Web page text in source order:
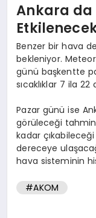
Ankara da
Benzer bir hava
bekleniyor.
günü başkentte
sıcaklıklar 7 ila
Pazar günü ise
görüleceği tahmin
kadar
dereceye
hava sisteminin
#AKOM